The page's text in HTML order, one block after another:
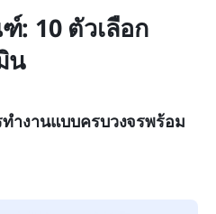
10 ตัวเลือก
น
ำงานแบบครบวงจรพร้อม